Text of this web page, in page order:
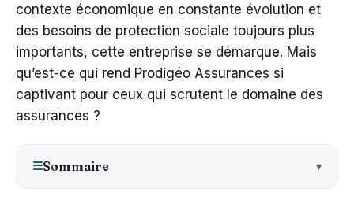
contexte économique en constante évolution et
des besoins de protection sociale toujours plus
importants, cette entreprise se démarque. Mais
qu’est-ce qui rend Prodigéo Assurances si
captivant pour ceux qui scrutent le domaine des
assurances ?
☰Sommaire